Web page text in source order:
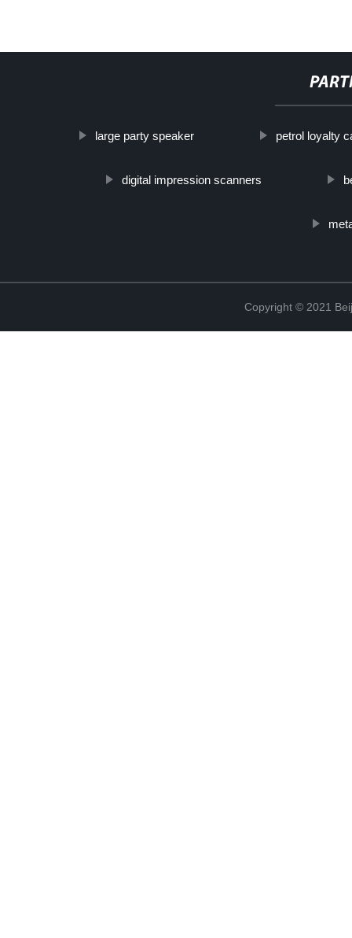
large party speaker petrol loyalty
digital impression scanners
Copyright © 2021